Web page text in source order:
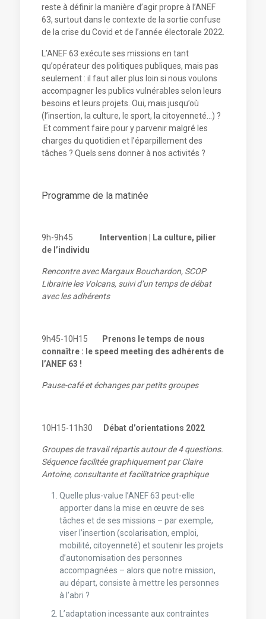
reste à définir la manière d’agir propre à l’ANEF
63, surtout dans le contexte de la sortie confuse
de la crise du Covid et de l’année électorale 2022.
L’ANEF 63 exécute ses missions en tant
qu’opérateur des politiques publiques, mais pas
seulement : il faut aller plus loin si nous voulons
accompagner les publics vulnérables selon leurs
besoins et leurs projets. Oui, mais jusqu’où
(l’insertion, la culture, le sport, la citoyenneté…) ?
Et comment faire pour y parvenir malgré les
charges du quotidien et l’éparpillement des
tâches ? Quels sens donner à nos activités ?
Programme de la matinée
9h-9h45
Intervention | La culture, pilier
de l’individu
Rencontre avec Margaux Bouchardon, SCOP
Librairie les Volcans, suivi d’un temps de débat
avec les adhérents
9h45-10H15
Prenons le temps de nous
connaître : le speed meeting des adhérents de
l’ANEF 63 !
Pause-café et échanges par petits groupes
10H15-11h30 Débat d’orientations 2022
Groupes de travail répartis autour de 4 questions.
Séquence facilitée graphiquement par Claire
Antoine, consultante et facilitatrice graphique
Quelle plus-value l’ANEF 63 peut-elle
apporter dans la mise en œuvre de ses
tâches et de ses missions – par exemple,
viser l’insertion (scolarisation, emploi,
mobilité, citoyenneté) et soutenir les projets
d’autonomisation des personnes
accompagnées – alors que notre mission,
au départ, consiste à mettre les personnes
à l’abri ?
L’adaptation incessante aux contraintes